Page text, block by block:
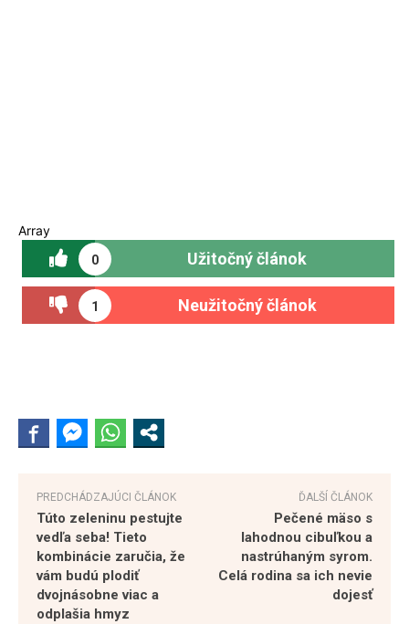
Array
0 Užitočný článok
1 Neužitočný článok
PREDCHÁDZAJÚCI ČLÁNOK
Túto zeleninu pestujte
vedľa seba! Tieto
kombinácie zaručia, že
vám budú plodiť
dvojnásobne viac a
odplašia hmyz
ĎALŠÍ ČLÁNOK
Pečené mäso s
lahodnou cibuľkou a
nastrúhaným syrom.
Celá rodina sa ich nevie
dojesť